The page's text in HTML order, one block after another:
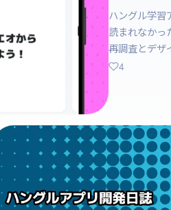
ハングル学習
読まれなかっ
再調査とデザ
4